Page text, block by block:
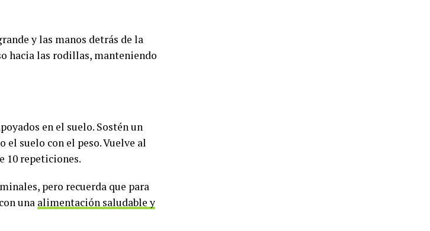
y las manos detrás de la
hacia las rodillas, manteniendo
en el suelo. Sostén un
el suelo con el peso. Vuelve al
10 repeticiones.
pero recuerda que para
una alimentación saludable y